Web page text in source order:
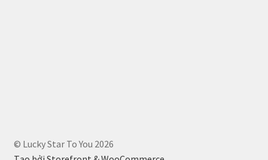
© Lucky Star To You 2026